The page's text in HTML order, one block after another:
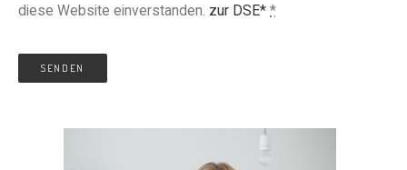
diese Website einverstanden. zur DSE* *